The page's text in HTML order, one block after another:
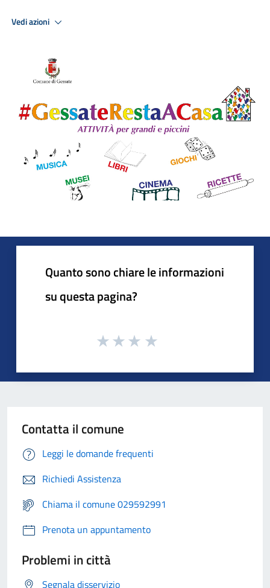
Vedi azioni
Quanto sono chiare le informazioni
su questa pagina?
Contatta il comune
Leggi le domande frequenti
Richiedi Assistenza
Chiama il comune 029592991
Prenota un appuntamento
Problemi in città
Segnala disservizio